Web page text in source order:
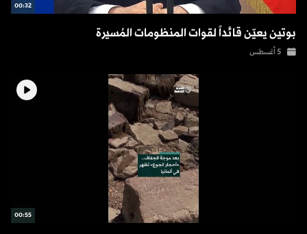
00:32
بوتين يعيّن قائداً لقوات المنظومات المُسيرة
5 أغسطس
00:55